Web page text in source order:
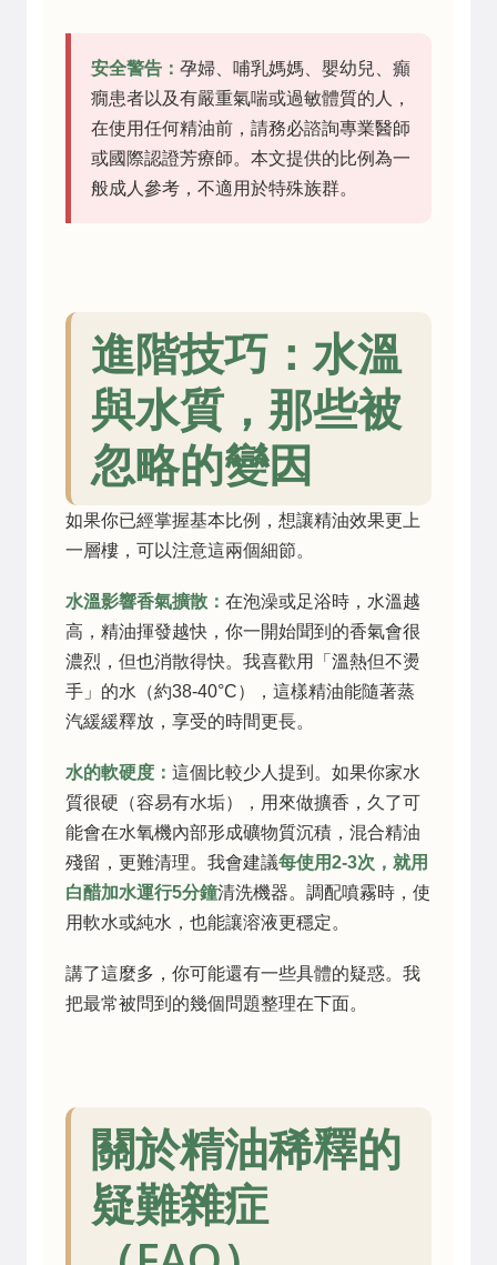
安全警告： 孕婦、哺乳媽媽、嬰幼兒、癲
癇患者以及有嚴重氣喘或過敏體質的人，
在使用任何精油前，請務必諮詢專業醫師
或國際認證芳療師。本文提供的比例為一
般成人參考，不適用於特殊族群。
進階技巧：水溫
與水質，那些被
忽略的變因
如果你已經掌握基本比例，想讓精油效果更上
一層樓，可以注意這兩個細節。
水溫影響香氣擴散： 在泡澡或足浴時，水溫越
高，精油揮發越快，你一開始聞到的香氣會很
濃烈，但也消散得快。我喜歡用「溫熱但不燙
手」的水（約38-40°C），這樣精油能隨著蒸
汽緩緩釋放，享受的時間更長。
水的軟硬度： 這個比較少人提到。如果你家水
質很硬（容易有水垢），用來做擴香，久了可
能會在水氧機內部形成礦物質沉積，混合精油
殘留，更難清理。我會建議每使用2-3次，就用
白醋加水運行5分鐘清洗機器。調配噴霧時，使
用軟水或純水，也能讓溶液更穩定。
講了這麼多，你可能還有一些具體的疑惑。我
把最常被問到的幾個問題整理在下面。
關於精油稀釋的
疑難雜症